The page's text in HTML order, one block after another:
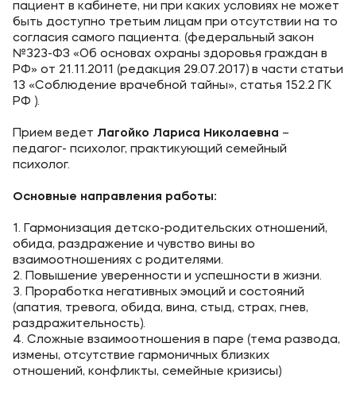
Институт дополнительного образования
Уровни образования
Среднее профессиональное образование
Дополнительное образование
Медиа
Объявления
Новости
Контакты
Банковские реквизиты
Карьера
пациент в кабинете, ни при каких условиях не может
быть доступно третьим лицам при отсутствии на то
согласия самого пациента. (федеральный закон
№323-ФЗ «Об основах охраны здоровья граждан в
РФ» от 21.11.2011 (редакция 29.07.2017) в части статьи
13 «Соблюдение врачебной тайны», статья 152.2 ГК
РФ ).
Прием ведет Лагойко Лариса Николаевна –
педагог- психолог, практикующий семейный
психолог.
Основные направления работы:
1. Гармонизация детско-родительских отношений,
обида, раздражение и чувство вины во
взаимоотношениях с родителями.
2. Повышение уверенности и успешности в жизни.
3. Проработка негативных эмоций и состояний
(апатия, тревога, обида, вина, стыд, страх, гнев,
раздражительность).
4. Сложные взаимоотношения в паре (тема развода,
измены, отсутствие гармоничных близких
отношений, конфликты, семейные кризисы)